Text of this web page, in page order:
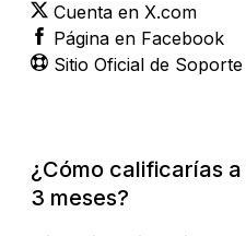
Cuenta en X.com
Página en Facebook
Sitio Oficial de Soporte
¿Cómo calificarías
3 meses?